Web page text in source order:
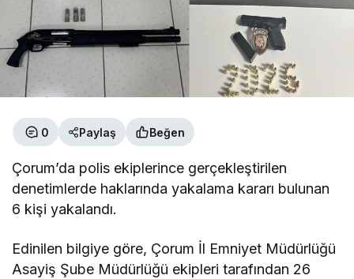
0 Paylaş Beğen
Çorum’da polis ekiplerince gerçekleştirilen
denetimlerde haklarında yakalama kararı bulunan
6 kişi yakalandı.
Edinilen bilgiye göre, Çorum İl Emniyet Müdürlüğü
Asayiş Şube Müdürlüğü ekipleri tarafından 26